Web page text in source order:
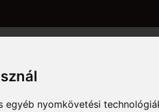
egyéb nyomkövetési